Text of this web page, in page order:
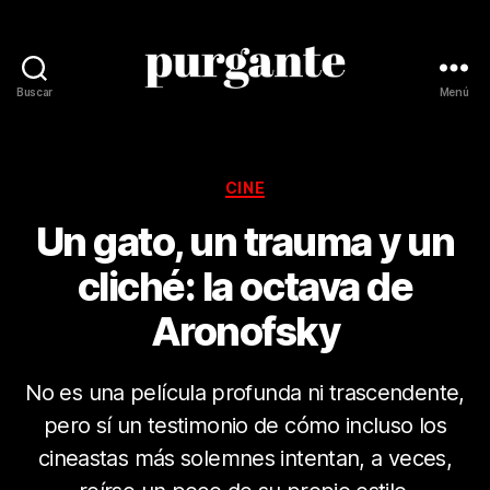
Buscar Menú
Categorías
CINE
Un gato, un trauma y un
cliché: la octava de
Aronofsky
No es una película profunda ni trascendente,
pero sí un testimonio de cómo incluso los
cineastas más solemnes intentan, a veces,